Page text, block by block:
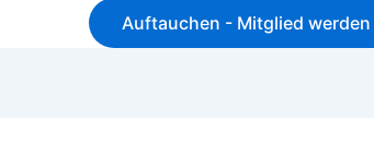
Auftauchen - Mitglied werden